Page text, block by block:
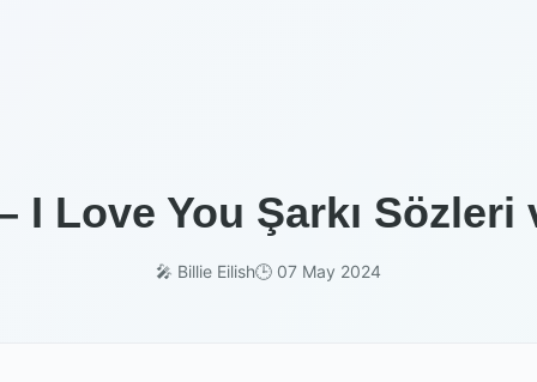
I Love You Şarkı Sözleri
🎤 Billie Eilish🕒 07 May 2024